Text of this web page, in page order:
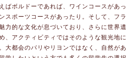
ばボルドーであれば、ワインコースがあっ
スポーツコースがあったり。そして、フラ
力的な文化が息づいており、さらに世界遺
、アクティビティではそのような観光地に
大都会のパリやリヨンではなく、自然があ